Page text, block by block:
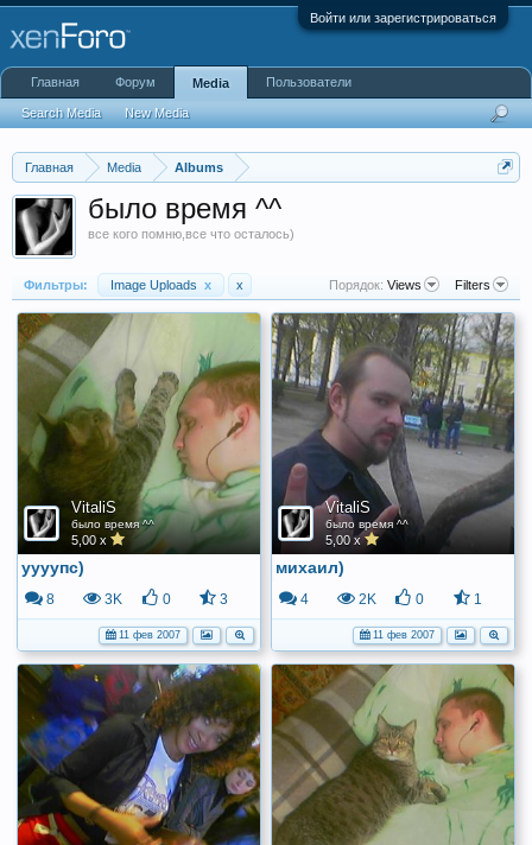
Войти или зарегистрироваться
Главная Media Albums
было время ^^
все кого помню,все что осталось)
Фильтры: Image Uploads x x Порядок: Views Filters
VitaliS
было время ^^
5,00 x
уууупс)
8 3K 0 3
11 фев 2007
VitaliS
было время ^^
5,00 x
михаил)
4 2K 0 1
11 фев 2007
Главная Форум Media
Search Media New Media
Пользователи